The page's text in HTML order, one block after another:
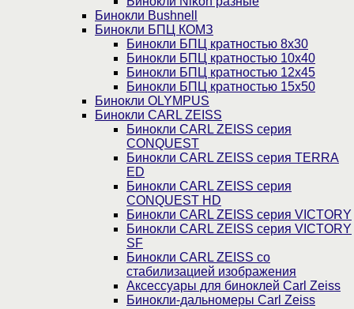
Бинокли Bushnell
Бинокли БПЦ КОМЗ
Бинокли БПЦ кратностью 8х30
Бинокли БПЦ кратностью 10х40
Бинокли БПЦ кратностью 12х45
Бинокли БПЦ кратностью 15х50
Бинокли OLYMPUS
Бинокли CARL ZEISS
Бинокли CARL ZEISS серия
CONQUEST
Бинокли CARL ZEISS серия TERRA
ED
Бинокли CARL ZEISS серия
CONQUEST HD
Бинокли CARL ZEISS серия VICTORY
Бинокли CARL ZEISS серия VICTORY
SF
Бинокли CARL ZEISS со
стабилизацией изображения
Аксессуары для биноклей Carl Zeiss
Бинокли-дальномеры Carl Zeiss